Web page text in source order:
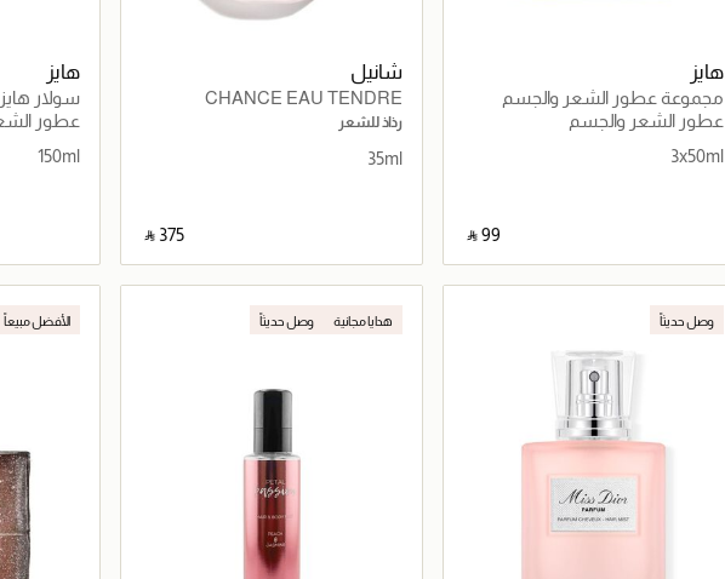
هايز
مجموعة عطور الشعر والجسم
للسفر
عطور الشعر والجسم
3x50ml
‎ ⃁ ⁦99⁩ ‎
جاري تحميل التفاصيل
شانيل
CHANCE EAU TENDRE
رذاذ للشعر
35ml
‎ ⃁ ⁦375⁩ ‎
جاري تحميل التفاصيل
هايز
سولار هايز
عطور
150ml
وصل حديثاً هدايا مجانية وصل حديثاً الأفضل مبيعاً